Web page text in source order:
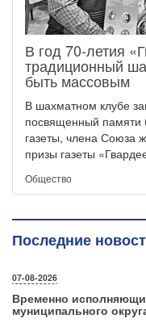
В год 70-летия
традиционный
быть массовым
В шахматном клубе
посвященный памяти
газеты, члена Союза
призы газеты
Общество
Последние
07-08-2026
Временно
муниципального